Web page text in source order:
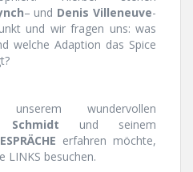
– und Denis Villeneuve-
und wir fragen uns: was
welche Adaption das Spice
wundervollen
Schmidt und seinem
erfahren möchte,
LINKS besuchen.